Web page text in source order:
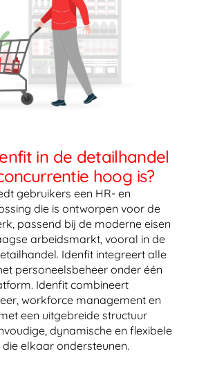
in de detailhandel
hoog is?
gebruikers een HR- en
die is ontworpen voor de
passend bij de moderne eisen
arbeidsmarkt, vooral in de
Idenfit integreert alle
personeelsbeheer onder één
Idenfit combineert
workforce management en
een uitgebreide structuur
dynamische en flexibele
elkaar ondersteunen.